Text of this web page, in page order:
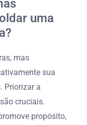
uma
mas
sua
Priorizar a
cruciais.
propósito,